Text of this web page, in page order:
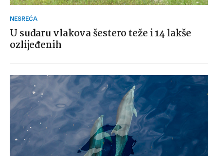
NESREĆA
U sudaru vlakova šestero teže i 14 lakše
ozlijeđenih